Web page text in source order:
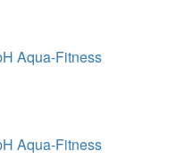
und 11:15-
Aqua-Fitness
Aqua-Fitness